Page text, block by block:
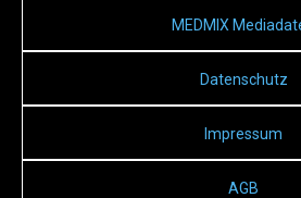
MEDMIX
Datenschutz
Impressum
AGB